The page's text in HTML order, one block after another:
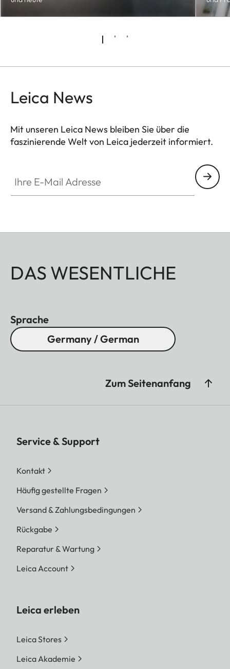
Leica News
Mit unseren Leica News bleiben Sie über die
faszinierende Welt von Leica jederzeit informiert.
DAS WESENTLICHE
Sprache
Germany / German
Zum Seitenanfang
Service & Support
Kontakt
Häufig gestellte Fragen
Versand & Zahlungsbedingungen
Rückgabe
Reparatur & Wartung
Leica Account
Leica erleben
Leica Stores
Leica Akademie